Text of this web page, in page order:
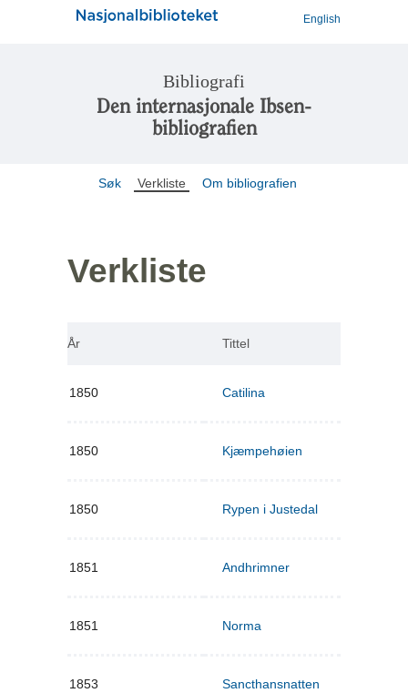
English
Bibliografi
Den internasjonale Ibsen-
bibliografien
Søk Verkliste Om bibliografien
Verkliste
År Tittel
1850 Catilina
1850 Kjæmpehøien
1850 Rypen i Justedal
1851 Andhrimner
1851 Norma
1853 Sancthansnatten